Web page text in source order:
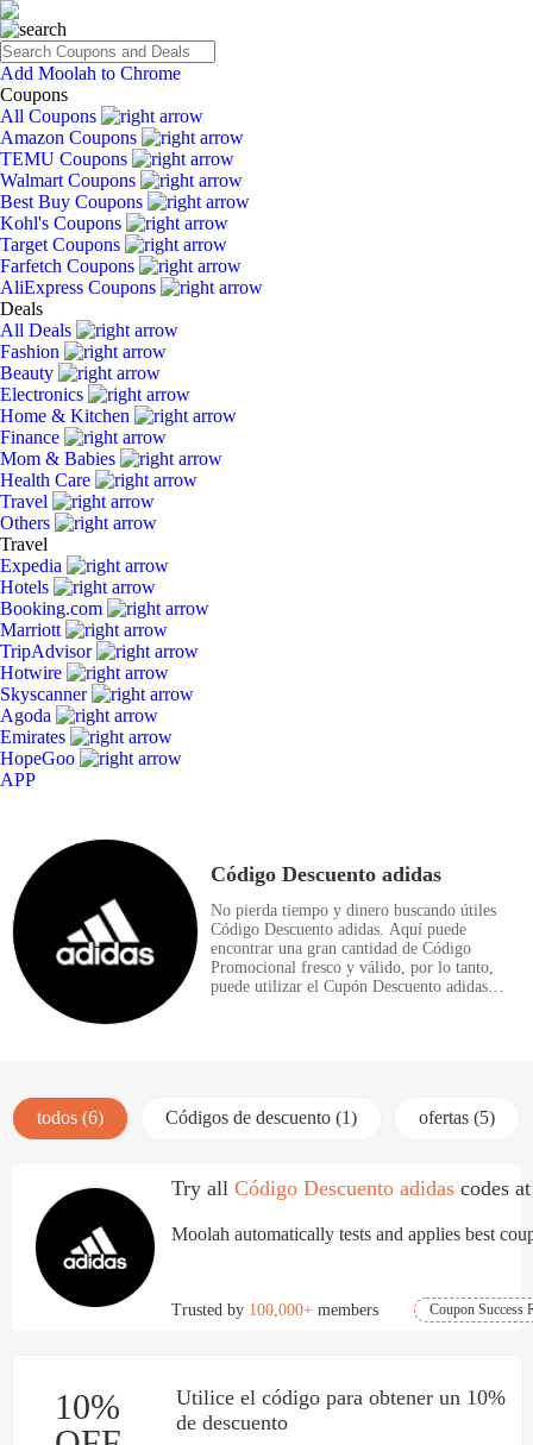
Add Moolah to Chrome
Coupons
All Coupons
Amazon Coupons
TEMU Coupons
Walmart Coupons
Best Buy Coupons
Kohl's Coupons
Target Coupons
Farfetch Coupons
AliExpress Coupons
Deals
All Deals
Fashion
Beauty
Electronics
Home & Kitchen
Finance
Mom & Babies
Health Care
Travel
Others
Travel
Expedia
Hotels
Booking.com
Marriott
TripAdvisor
Hotwire
Skyscanner
Agoda
Emirates
HopeGoo
APP
Código Descuento adidas
No pierda tiempo y dinero buscando útiles
Código Descuento adidas. Aquí puede
encontrar una gran cantidad de Código
Promocional fresco y válido, por lo tanto,
puede utilizar el Cupón Descuento adidas
todos (6) Códigos de descuento (1) ofertas (5)
Try all Código Descuento adidas codes
Moolah automatically tests and applies best
Trusted by 100,000+ members Coupon Success
10%
Utilice el código para obtener un 10%
de descuento